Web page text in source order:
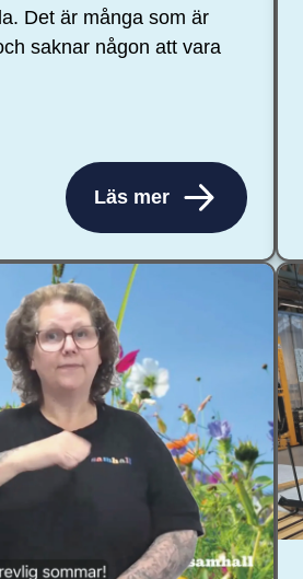
Det är många som är
saknar någon att vara
Läs mer